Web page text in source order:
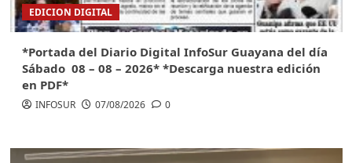
EDICION DIGITAL
*Portada del Diario Digital InfoSur Guayana del día
Sábado 08 – 08 – 2026* *Descarga nuestra edición
en PDF*
INFOSUR 07/08/2026 0